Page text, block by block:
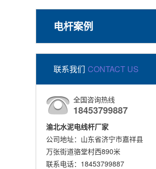
电杆案例
联系我们 CONTACT US
全国咨询热线
18453799887
渝北水泥电线杆厂家
公司地址：山东省济宁市嘉祥县
万张街道骆堂村西890米
联系电话：18453799887